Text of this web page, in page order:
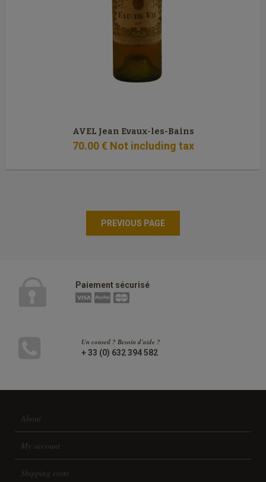
AVEL Jean Evaux-les-Bains
70.00 € Not including tax
Paiement sécurisé
Un conseil ? Besoin d'aide ?
+ 33 (0) 632 394 582
About
My account
Shipping costs